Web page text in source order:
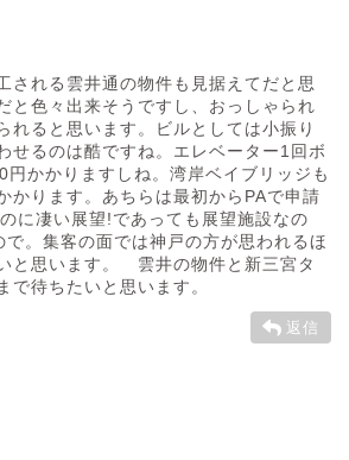
される雲井通の物件も見据えてだと思
色々出来そうですし、おっしゃられ
れると思います。ビルとしては小振り
せるのは酷ですね。エレベーター1回ボ
円かかりますしね。湾岸ベイブリッジも
かります。あちらは最初からPAで申請
に凄い展望!であっても展望施設なの
。集客の面では神戸の方が思われるほ
と思います。 雲井の物件と新三宮タ
で待ちたいと思います。
返信